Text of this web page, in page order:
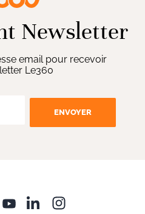
Newsletter
email pour recevoir
Le360
ENVOYER